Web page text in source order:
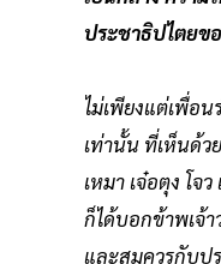
ประชาธิปไตยข
ไม่เพียงแต่เพื่อ
เท่านั้น ที่เห็นด้
เหมา เจ๋อตุง โจ
ก็ได้บอกข้าพเจ้า
และสมควรกับป